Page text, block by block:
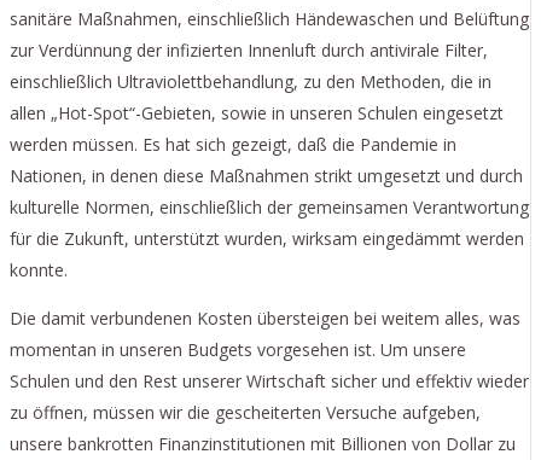
sanitäre Maßnahmen, einschließlich Händewaschen und Belüftung
zur Verdünnung der infizierten Innenluft durch antivirale Filter,
einschließlich Ultraviolettbehandlung, zu den Methoden, die in
allen „Hot-Spot“-Gebieten, sowie in unseren Schulen eingesetzt
werden müssen. Es hat sich gezeigt, daß die Pandemie in
Nationen, in denen diese Maßnahmen strikt umgesetzt und durch
kulturelle Normen, einschließlich der gemeinsamen Verantwortung
für die Zukunft, unterstützt wurden, wirksam eingedämmt werden
konnte.
Die damit verbundenen Kosten übersteigen bei weitem alles, was
momentan in unseren Budgets vorgesehen ist. Um unsere
Schulen und den Rest unserer Wirtschaft sicher und effektiv wieder
zu öffnen, müssen wir die gescheiterten Versuche aufgeben,
unsere bankrotten Finanzinstitutionen mit Billionen von Dollar zu